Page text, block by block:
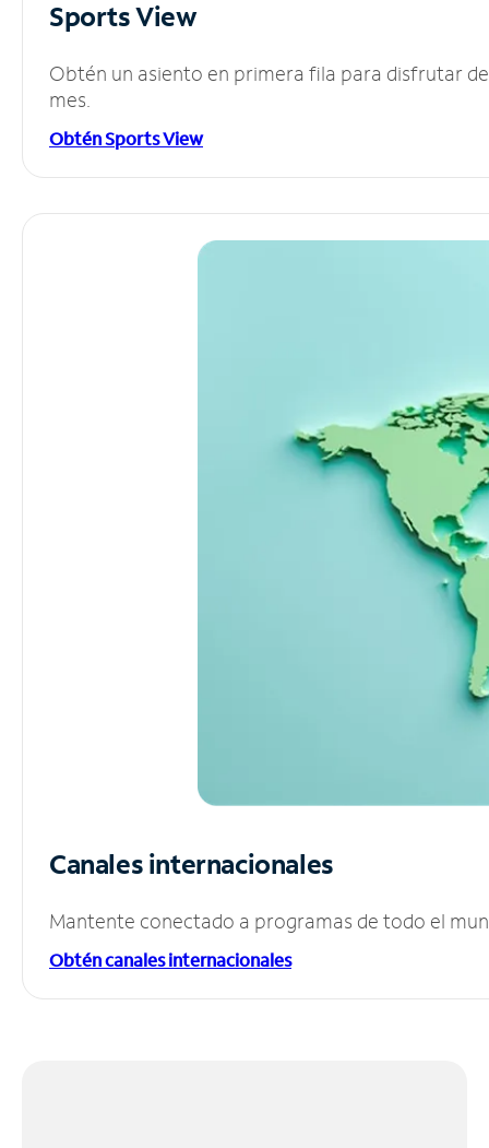
Sports View
Obtén un asiento en primera fila para disfrutar
mes.
Obtén Sports View
Canales internacionales
Mantente conectado a programas de todo el
Obtén canales internacionales